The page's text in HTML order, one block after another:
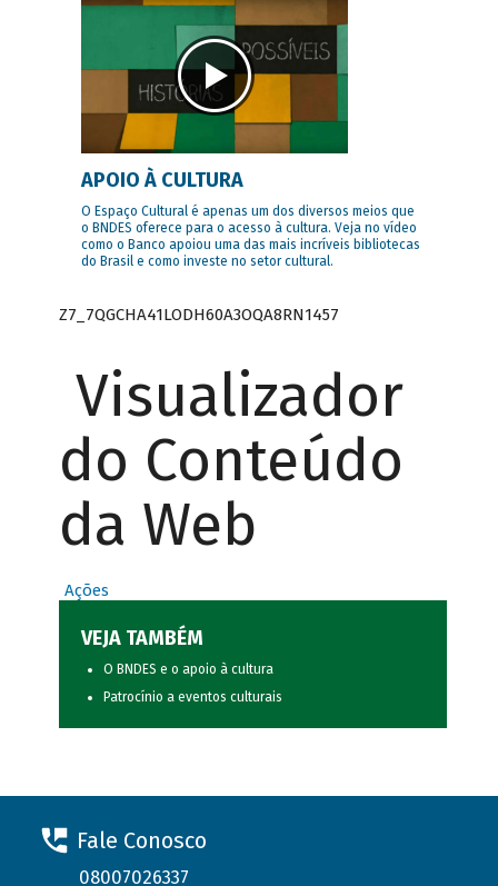
APOIO À CULTURA
O Espaço Cultural é apenas um dos diversos meios que
o BNDES oferece para o acesso à cultura. Veja no vídeo
como o Banco apoiou uma das mais incríveis bibliotecas
do Brasil e como investe no setor cultural.
Z7_7QGCHA41LODH60A3OQA8RN1457
Visualizador
do Conteúdo
da Web
Ações
VEJA TAMBÉM
O BNDES e o apoio à cultura
Patrocínio a eventos culturais
Fale Conosco
08007026337